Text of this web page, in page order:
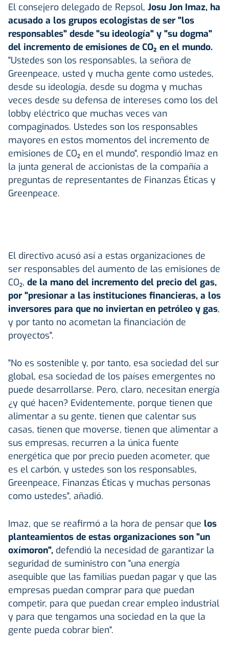
El consejero delegado de Repsol, Josu Jon Imaz, ha
acusado a los grupos ecologistas de ser "los
responsables" desde "su ideología" y "su dogma"
del incremento de emisiones de CO₂ en el mundo.
"Ustedes son los responsables, la señora de
Greenpeace, usted y mucha gente como ustedes,
desde su ideología, desde su dogma y muchas
veces desde su defensa de intereses como los del
lobby eléctrico que muchas veces van
compaginados. Ustedes son los responsables
mayores en estos momentos del incremento de
emisiones de CO₂ en el mundo", respondió Imaz en
la junta general de accionistas de la compañía a
preguntas de representantes de Finanzas Éticas y
Greenpeace.
El directivo acusó así a estas organizaciones de
ser responsables del aumento de las emisiones de
CO₂, de la mano del incremento del precio del gas,
por "presionar a las instituciones financieras, a los
inversores para que no inviertan en petróleo y gas,
y por tanto no acometan la financiación de
proyectos".
"No es sostenible y, por tanto, esa sociedad del sur
global, esa sociedad de los países emergentes no
puede desarrollarse. Pero, claro, necesitan energía
¿y qué hacen? Evidentemente, porque tienen que
alimentar a su gente, tienen que calentar sus
casas, tienen que moverse, tienen que alimentar a
sus empresas, recurren a la única fuente
energética que por precio pueden acometer, que
es el carbón, y ustedes son los responsables,
Greenpeace, Finanzas Éticas y muchas personas
como ustedes", añadió.
Imaz, que se reafirmó a la hora de pensar que los
planteamientos de estas organizaciones son "un
oxímoron", defendió la necesidad de garantizar la
seguridad de suministro con "una energía
asequible que las familias puedan pagar y que las
empresas puedan comprar para que puedan
competir, para que puedan crear empleo industrial
y para que tengamos una sociedad en la que la
gente pueda cobrar bien".